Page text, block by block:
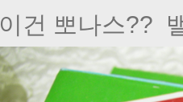
이건 뽀나스??